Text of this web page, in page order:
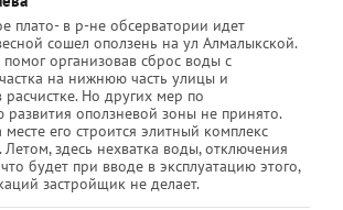
плато- в р-не обсерватории идет
сошел оползень на ул Алмалыкской.
организовав сброс воды с
на нижнюю часть улицы и
Но других мер по
оползневой зоны не принято.
его строится элитный комплекс
Летом, здесь нехватка воды, отключения
будет при вводе в эксплуатацию этого,
застройщик не делает.